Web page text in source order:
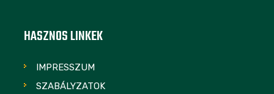
HASZNOS LINKEK
IMPRESSZUM
SZABÁLYZATOK